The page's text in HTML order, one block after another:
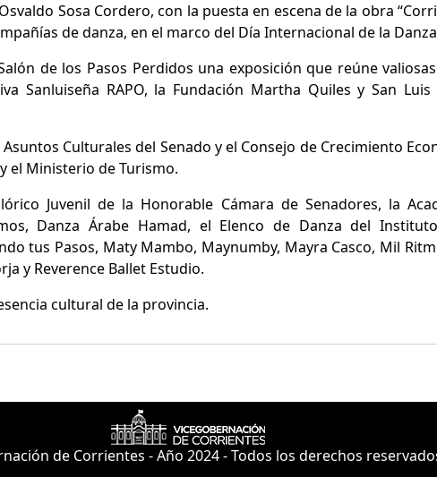
Sosa Cordero, con la puesta en escena de la obra
de danza, en el marco del Día Internacional de la
de los Pasos Perdidos una exposición que reúne
Sanluiseña RAPO, la Fundación Martha Quiles y San
Culturales del Senado y el Consejo de Crecimiento
el Ministerio de Turismo.
Juvenil de la Honorable Cámara de Senadores, la
Danza Árabe Hamad, el Elenco de Danza del
tus Pasos, Maty Mambo, Maynumby, Mayra Casco, Mil
y Reverence Ballet Estudio.
cultural de la provincia.
de Corrientes - Año 2024 - Todos los derechos